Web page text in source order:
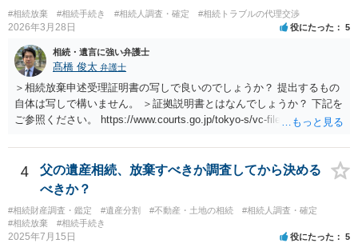
#相続放棄 #相続手続き #相続人調査・確定 #相続トラブルの代理交渉
2026年3月28日 役にたった 5
相続・遺言に強い弁護士
髙橋 俊太 弁護士
＞相続放棄申述受理証明書の写しで良いのでしょうか？ 提出するもの
自体は写しで構いません。 ＞証拠説明書とはなんでしょうか？ 下記を
ご参照ください。 https://www.courts.go.jp/tokyo-s/vc-files/tokyo-s/file/
4
父の遺産相続、放棄すべきか調査してから決める
べきか？
#相続財産調査・鑑定 #遺産分割 #不動産・土地の相続
#相続人調査・確定
#相続放棄
#相続手続き
2025年7月15日 役にたった 5